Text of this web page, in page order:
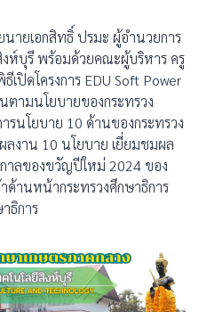
ายเอกสิทธิ์ ปรมะ ผู้อำนวยการ
งห์บุรี พร้อมด้วยคณะผู้บริหาร ครู
เปิดโครงการ EDU Soft Power
ตามนโยบายของกระทรวง
รนโยบาย 10 ด้านของกระทรวง
งาน 10 นโยบาย เยี่ยมชมผล
าลของขวัญปีใหม่ 2024 ของ
านหน้ากระทรวงศึกษาธิการ
ธิการ